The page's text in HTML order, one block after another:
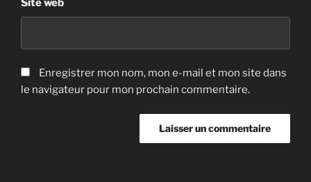
Site web
Enregistrer mon nom, mon e-mail et mon site dans
le navigateur pour mon prochain commentaire.